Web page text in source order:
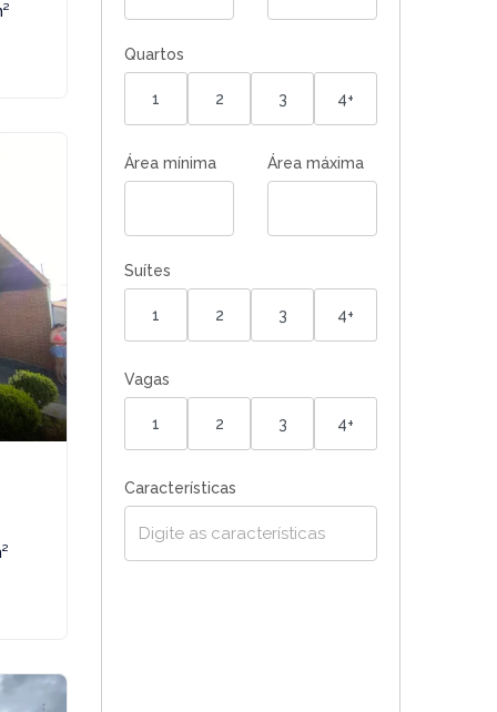
Quartos
1 2 3 4+
Área mínima Área máxima
Suítes
1 2 3 4+
Vagas
1 2 3 4+
Características